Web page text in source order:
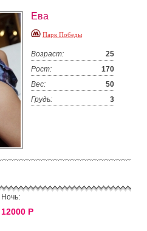
Ева
Парк Победы
Возраст:
25
Рост:
170
Вес:
50
Грудь:
3
Ночь:
12000 Р